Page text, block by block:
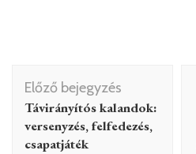
Bejegyzés
navigáció
Előző bejegyzés
Távirányítós kalandok:
versenyzés, felfedezés,
csapatjáték